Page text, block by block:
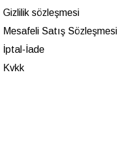
Gizlilik sözleşmesi
Mesafeli Satış Sözleşmesi
İptal-İade
Kvkk